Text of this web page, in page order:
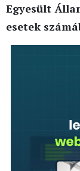
Egyesült
esetek